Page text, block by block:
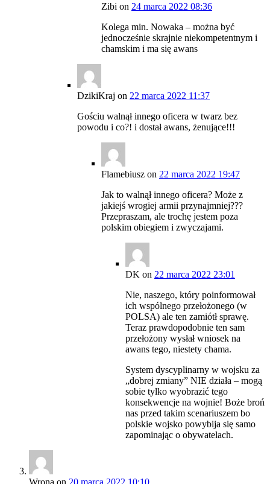
Zibi on 24 marca 2022 08:36
Kolega min. Nowaka – można być
jednocześnie skrajnie niekompetentnym i
chamskim i ma się awans
DzikiKraj on 22 marca 2022 11:37
Gościu walnął innego oficera w twarz bez
powodu i co?! i dostał awans, żenujące!!!
Flamebiusz on 22 marca 2022 19:47
Jak to walnął innego oficera? Może z
jakiejś wrogiej armii przynajmniej???
Przepraszam, ale trochę jestem poza
polskim obiegiem i zwyczajami.
DK on 22 marca 2022 23:01
Nie, naszego, który poinformował
ich wspólnego przełożonego (w
POLSA) ale ten zamiótł sprawę.
Teraz prawdopodobnie ten sam
przełożony wysłał wniosek na
awans tego, niestety chama.
System dyscyplinarny w wojsku za
„dobrej zmiany” NIE działa – mogą
sobie tylko wyobrazić tego
konsekwencje na wojnie! Boże broń
nas przed takim scenariuszem bo
polskie wojsko powybija się samo
zapominając o obywatelach.